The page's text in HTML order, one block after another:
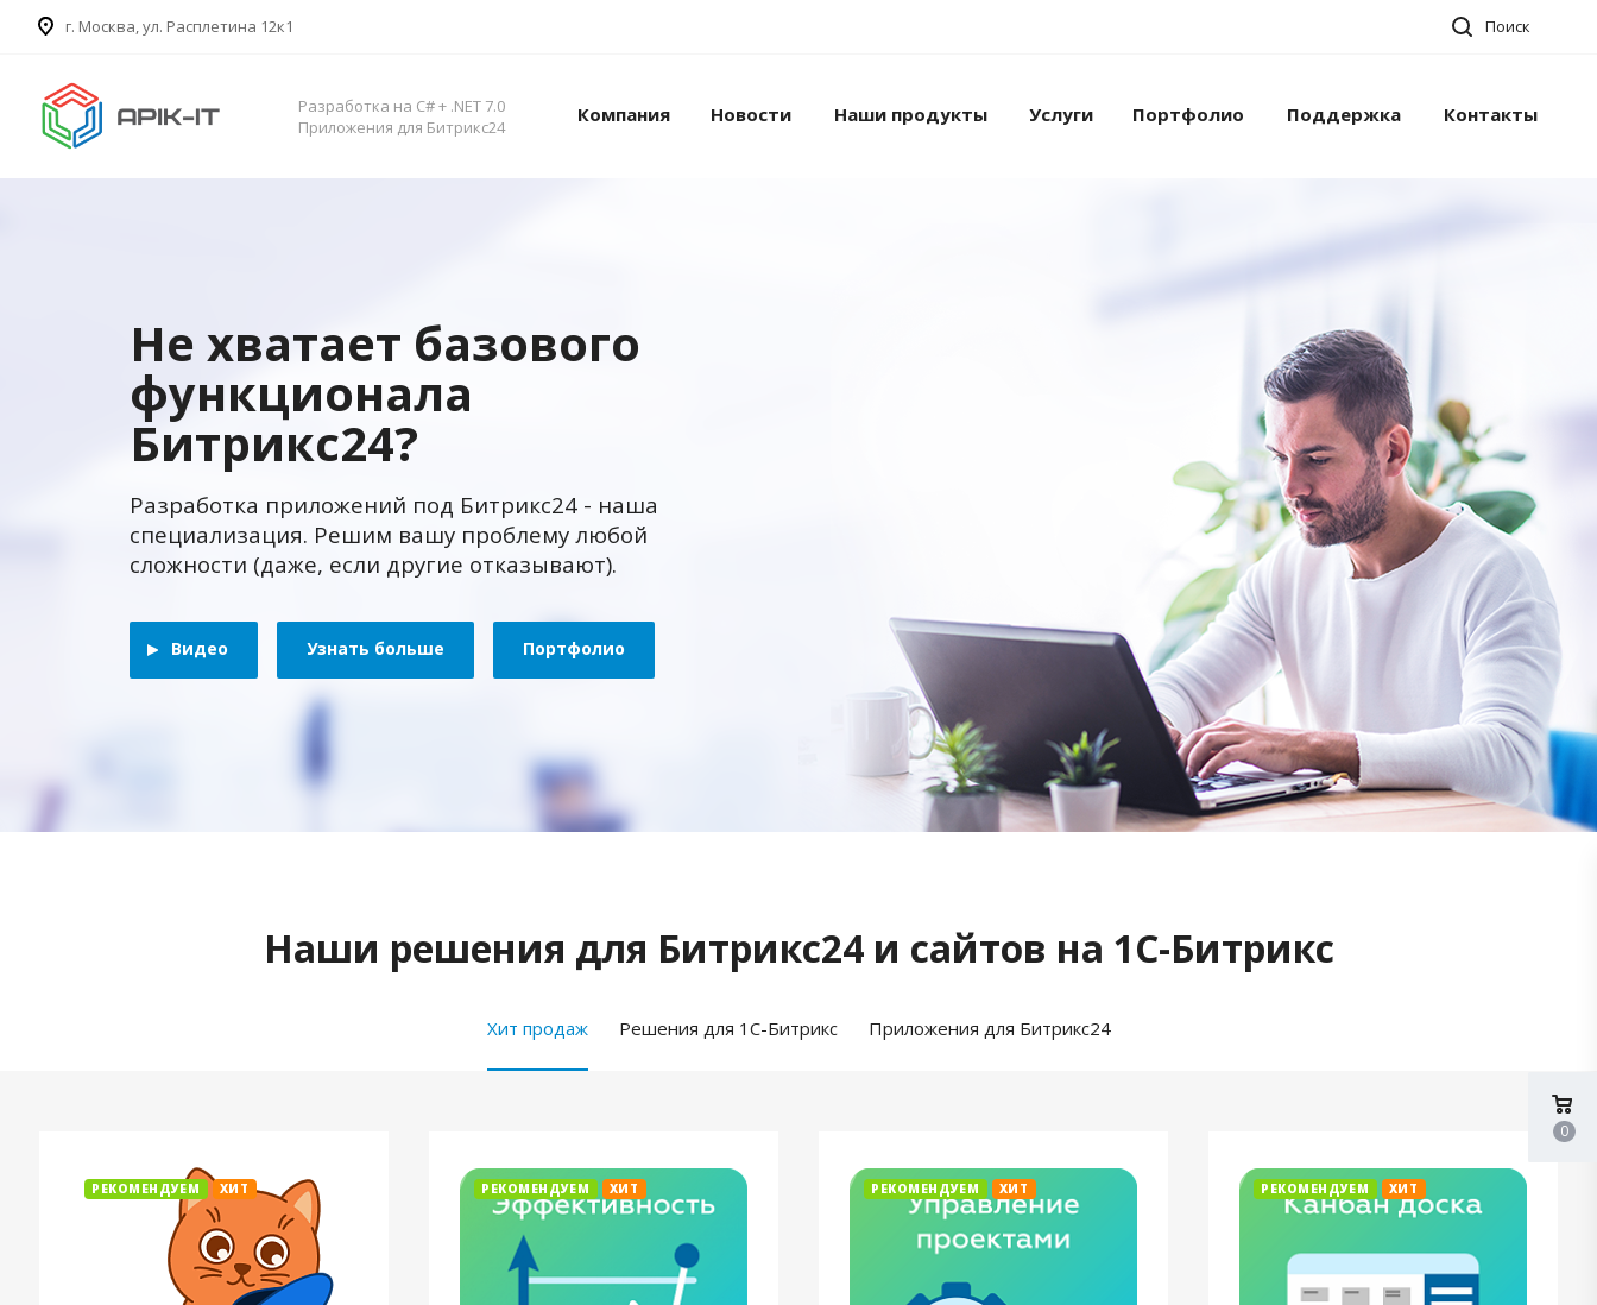
​г. Москва, ул. Расплетина 12к1 Поиск
Разработка на C# + .NET 7.0
Приложения для Битрикс24
Компания Новости Наши продукты Услуги Портфолио Поддержка Контакты
Не хватает базового
функционала
Битрикс24?
Разработка приложений под Битрикс24 - наша
специализация. Решим вашу проблему любой
сложности (даже, если другие отказывают).
Видео Узнать больше Портфолио
Наши решения для Битрикс24 и сайтов на 1С-Битрикс
Хит продаж Решения для 1С-Битрикс Приложения для Битрикс24
РЕКОМЕНДУЕМ ХИТ РЕКОМЕНДУЕМ ХИТ РЕКОМЕНДУЕМ ХИТ РЕКОМЕНДУЕМ ХИТ
0